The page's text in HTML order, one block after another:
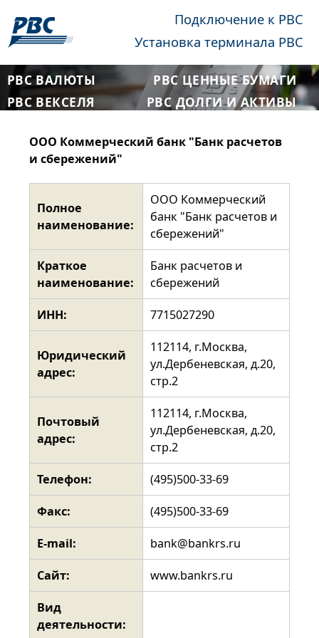
Подключение к РВС
Установка терминала РВС
РВС ВАЛЮТЫ
РВС ЦЕННЫЕ БУМАГИ
РВС ВЕКСЕЛЯ
РВС ДОЛГИ И АКТИВЫ
ООО Коммерческий банк "Банк расчетов
и сбережений"
Полное
наименование:
ООО Коммерческий
банк "Банк расчетов и
сбережений"
Краткое
наименование:
Банк расчетов и
сбережений
ИНН: 7715027290
Юридический
адрес:
112114, г.Москва,
ул.Дербеневская, д.20,
стр.2
Почтовый
адрес:
112114, г.Москва,
ул.Дербеневская, д.20,
стр.2
Телефон: (495)500-33-69
Факс: (495)500-33-69
E-mail: bank@bankrs.ru
Сайт: www.bankrs.ru
Вид
деятельности: